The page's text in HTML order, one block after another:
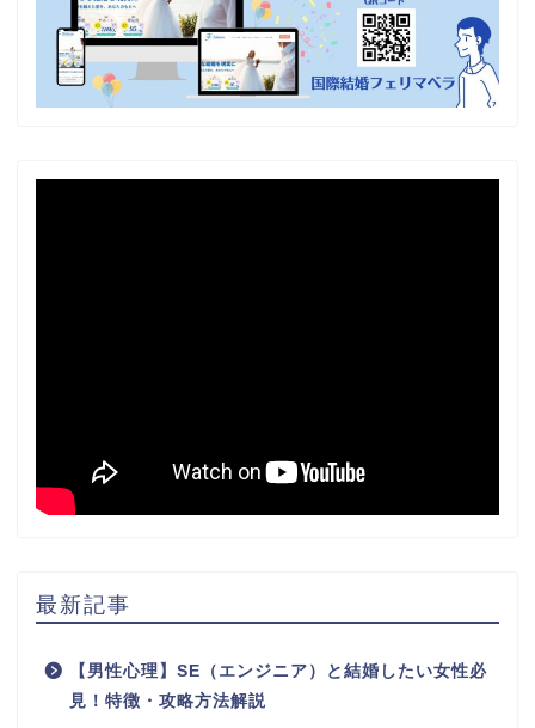
最新記事
【男性心理】SE（エンジニア）と結婚したい女性必
見！特徴・攻略方法解説